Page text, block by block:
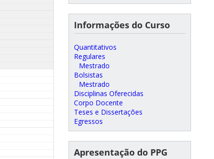
Informações do Curso
Quantitativos
Regulares
Mestrado
Bolsistas
Mestrado
Disciplinas Oferecidas
Corpo Docente
Teses e Dissertações
Egressos
Apresentação do PPG